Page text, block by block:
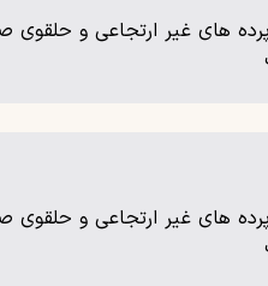
های غیر ارتجاعی و
های غیر ارتجاعی و